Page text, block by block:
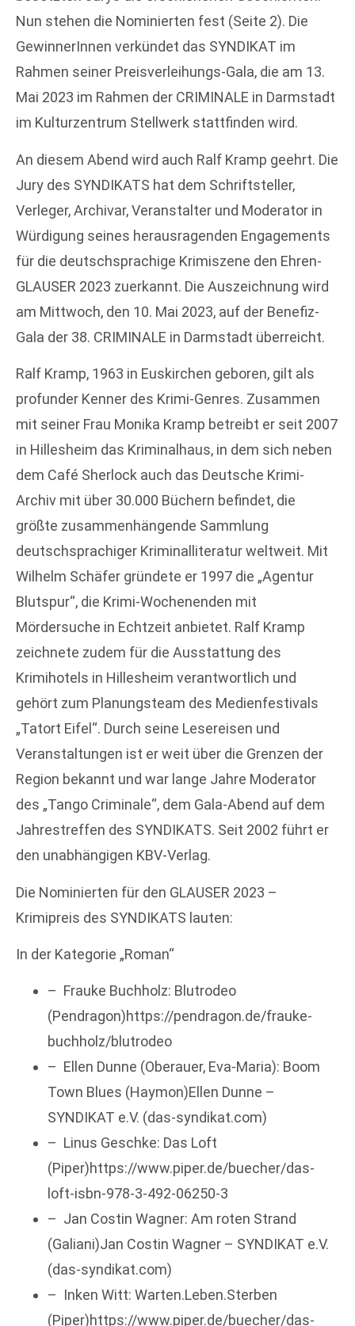
Nun stehen die Nominierten fest (Seite 2). Die
GewinnerInnen verkündet das SYNDIKAT im
Rahmen seiner Preisverleihungs-Gala, die am 13.
Mai 2023 im Rahmen der CRIMINALE in Darmstadt
im Kulturzentrum Stellwerk stattfinden wird.
An diesem Abend wird auch Ralf Kramp geehrt. Die
Jury des SYNDIKATS hat dem Schriftsteller,
Verleger, Archivar, Veranstalter und Moderator in
Würdigung seines herausragenden Engagements
für die deutschsprachige Krimiszene den Ehren-
GLAUSER 2023 zuerkannt. Die Auszeichnung wird
am Mittwoch, den 10. Mai 2023, auf der Benefiz-
Gala der 38. CRIMINALE in Darmstadt überreicht.
Ralf Kramp, 1963 in Euskirchen geboren, gilt als
profunder Kenner des Krimi-Genres. Zusammen
mit seiner Frau Monika Kramp betreibt er seit 2007
in Hillesheim das Kriminalhaus, in dem sich neben
dem Café Sherlock auch das Deutsche Krimi-
Archiv mit über 30.000 Büchern befindet, die
größte zusammenhängende Sammlung
deutschsprachiger Kriminalliteratur weltweit. Mit
Wilhelm Schäfer gründete er 1997 die „Agentur
Blutspur“, die Krimi-Wochenenden mit
Mördersuche in Echtzeit anbietet. Ralf Kramp
zeichnete zudem für die Ausstattung des
Krimihotels in Hillesheim verantwortlich und
gehört zum Planungsteam des Medienfestivals
„Tatort Eifel“. Durch seine Lesereisen und
Veranstaltungen ist er weit über die Grenzen der
Region bekannt und war lange Jahre Moderator
des „Tango Criminale“, dem Gala-Abend auf dem
Jahrestreffen des SYNDIKATS. Seit 2002 führt er
den unabhängigen KBV-Verlag.
Die Nominierten für den GLAUSER 2023 –
Krimipreis des SYNDIKATS lauten:
In der Kategorie „Roman“
– Frauke Buchholz: Blutrodeo
(Pendragon)https://pendragon.de/frauke-
buchholz/blutrodeo
– Ellen Dunne (Oberauer, Eva-Maria): Boom
Town Blues (Haymon)Ellen Dunne –
SYNDIKAT e.V. (das-syndikat.com)
– Linus Geschke: Das Loft
(Piper)https://www.piper.de/buecher/das-
loft-isbn-978-3-492-06250-3
– Jan Costin Wagner: Am roten Strand
(Galiani)Jan Costin Wagner – SYNDIKAT e.V.
(das-syndikat.com)
– Inken Witt: Warten.Leben.Sterben
(Piper)https://www.piper.de/buecher/das-